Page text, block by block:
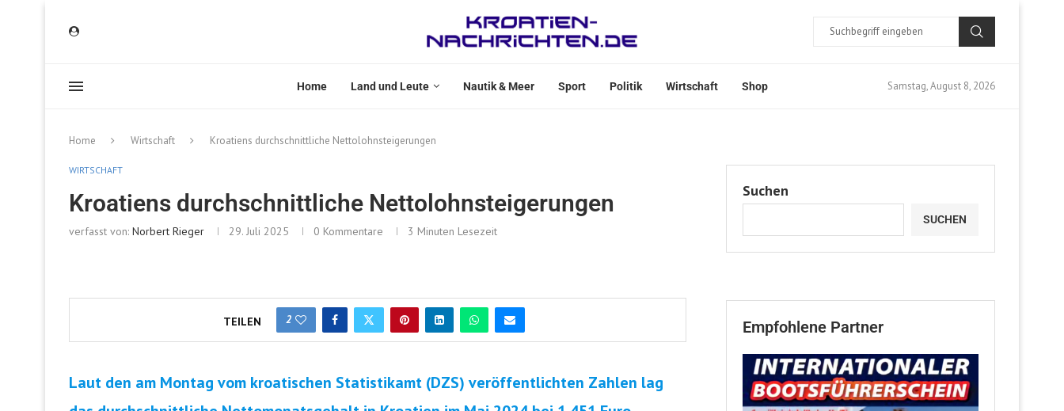
Home Land und Leute Nautik & Meer Sport Politik Wirtschaft Shop Samstag, August 8, 2026
Home Wirtschaft Kroatiens durchschnittliche Nettolohnsteigerungen
WIRTSCHAFT
Kroatiens durchschnittliche Nettolohnsteigerungen
verfasst von: Norbert Rieger 29. Juli 2025 0 Kommentare 3 Minuten Lesezeit
TEILEN 2
Laut den am Montag vom kroatischen Statistikamt (DZS) veröffentlichten Zahlen lag
Suchen
SUCHEN
Empfohlene Partner